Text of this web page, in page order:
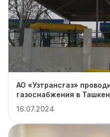
АО «Узтрансгаз»
газоснабжения в
16.07.2024